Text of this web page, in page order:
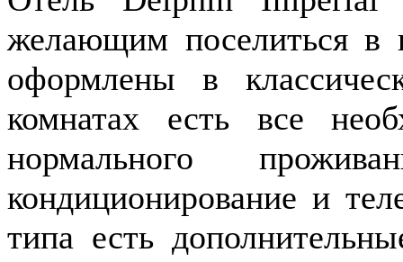
желающим поселиться в
оформлены в
комнатах есть все
нормального
кондиционирование и
типа есть